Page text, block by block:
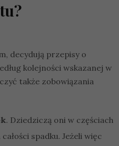
decydują przepisy o
kolejności wskazanej w
także zobowiązania
. Dziedziczą oni w częściach
spadku. Jeżeli więc